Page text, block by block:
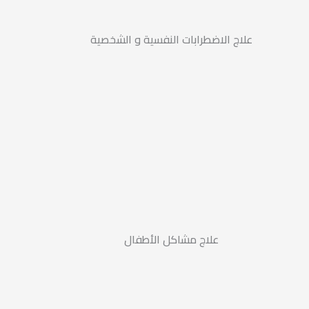
علاج الاضطرابات النفسية و الشخصية
علاج مشاكل الأطفال